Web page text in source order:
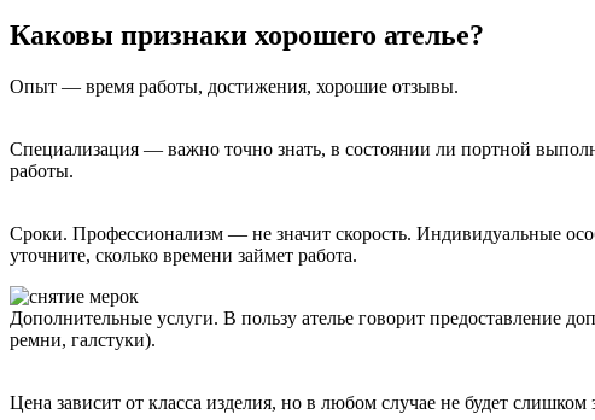
Каковы признаки хорошего ателье?
Опыт — время работы, достижения, хорошие отзывы.
Специализация — важно точно знать, в состоянии ли портной
работы.
Сроки. Профессионализм — не значит скорость. Индивидуальные
уточните, сколько времени займет работа.
Дополнительные услуги. В пользу ателье говорит предоставление
ремни, галстуки).
Цена зависит от класса изделия, но в любом случае не будет